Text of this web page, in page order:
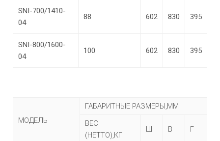
SNI-700/1410-
04
88 602 830 395
SNI-800/1600-
04
100 602 830 395
МОДЕЛЬ
ГАБАРИТНЫЕ РАЗМЕРЫ,ММ
ВЕС
(НЕТТО),КГ
Ш В Г